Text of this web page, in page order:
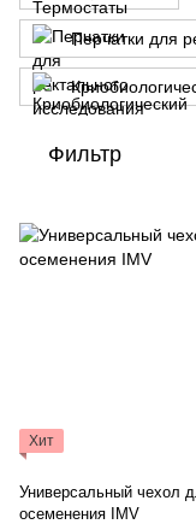
Перчатки для
Фильтр
Хит
Универсальный чехол
осеменения IMV